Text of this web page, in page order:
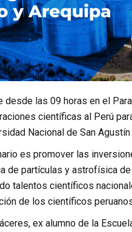
desde las 09 horas en el
científicas al Perú
Nacional de San
es promover las
de partículas y astrofísica
talentos científicos
de los científicos
ex alumno de la